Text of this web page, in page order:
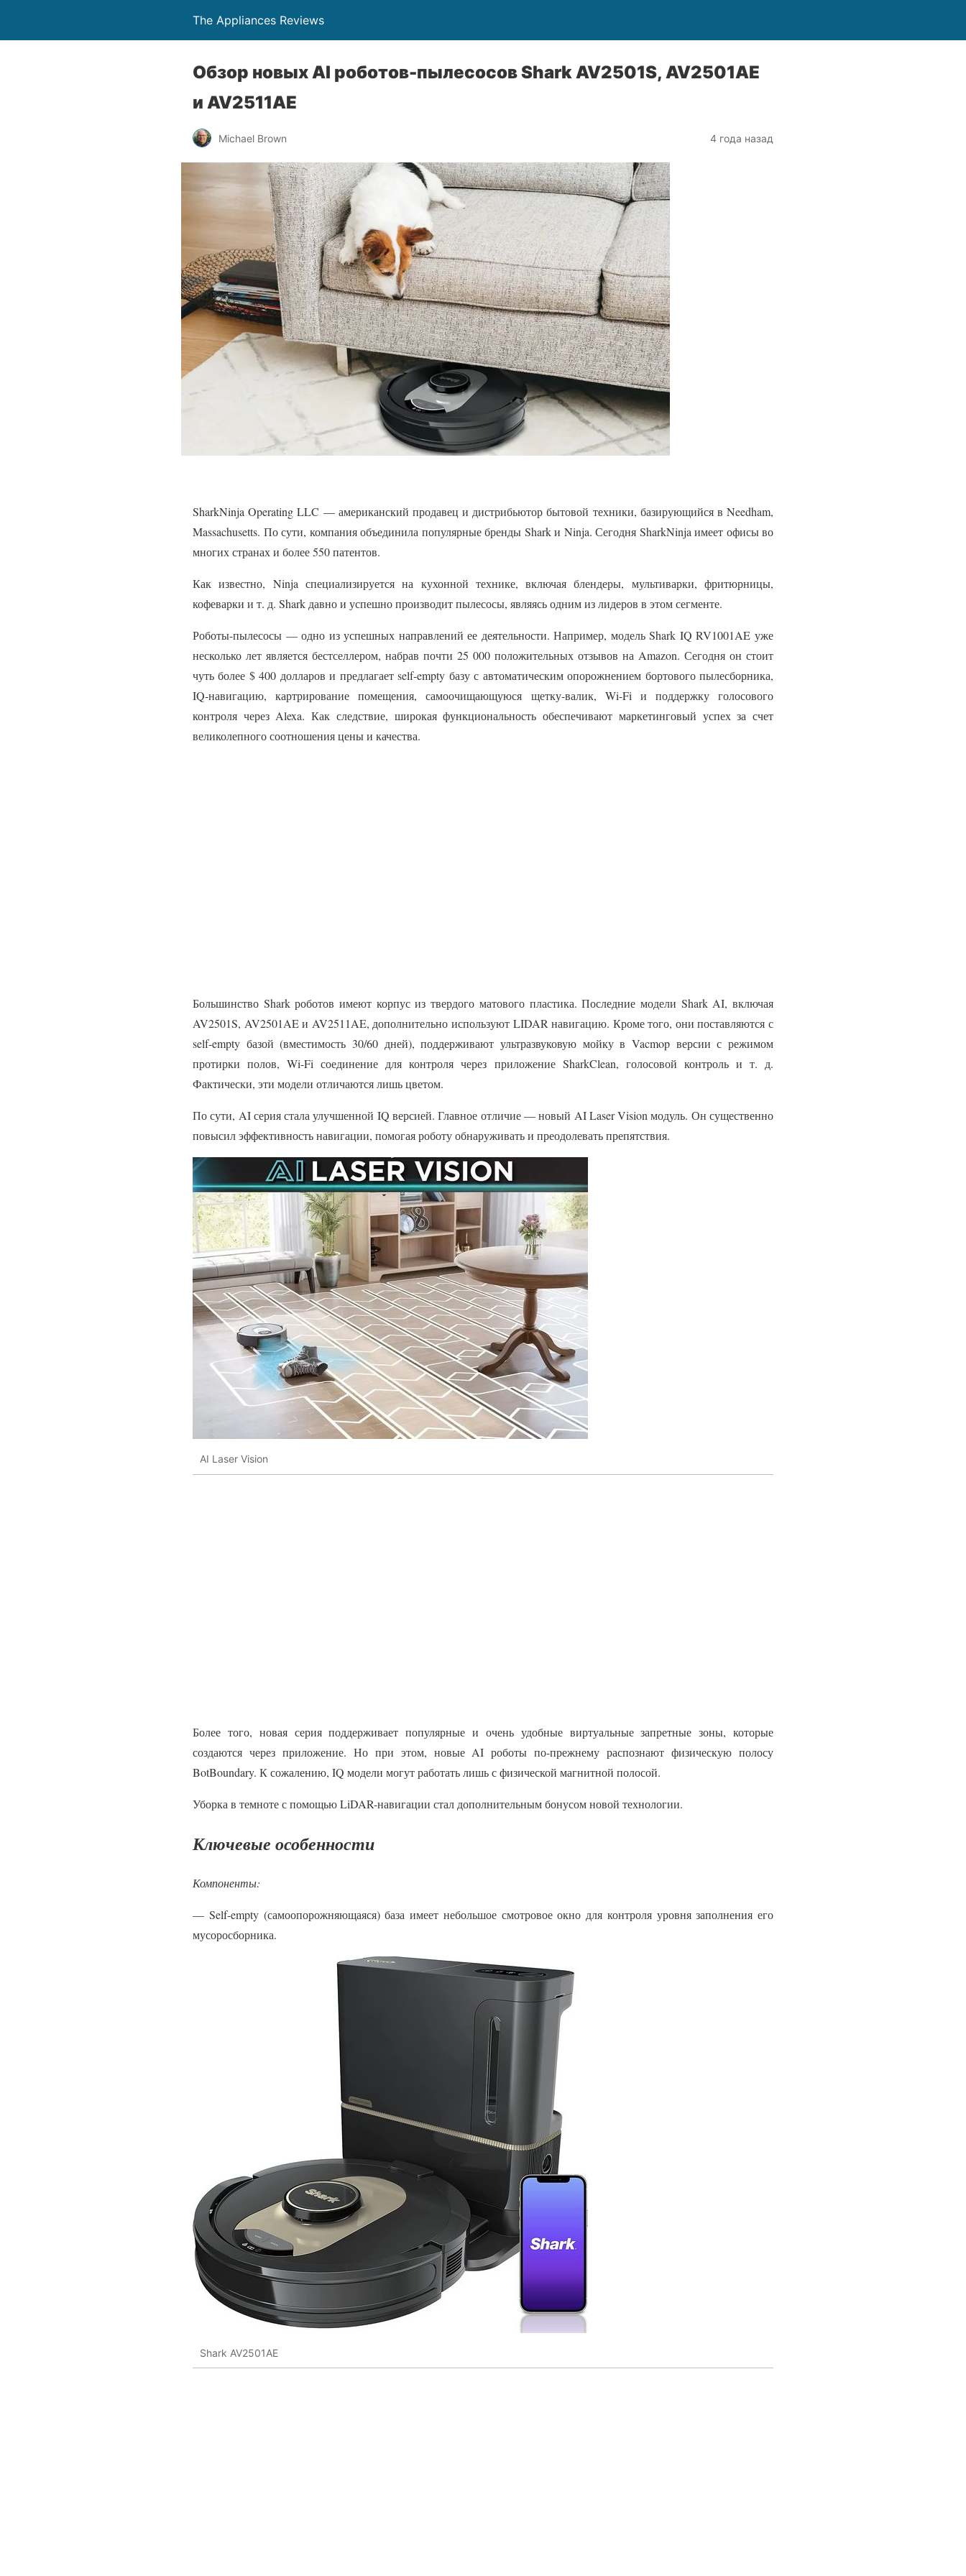
The Appliances Reviews
Обзор новых AI роботов-пылесосов Shark AV2501S, AV2501AE
и AV2511AE
Michael Brown 4 года назад
SharkNinja Operating LLC — американский продавец и дистрибьютор бытовой техники, базирующийся в Needham,
Massachusetts. По сути, компания объединила популярные бренды Shark и Ninja. Сегодня SharkNinja имеет офисы во
многих странах и более 550 патентов.
Как известно, Ninja специализируется на кухонной технике, включая блендеры, мультиварки, фритюрницы,
кофеварки и т. д. Shark давно и успешно производит пылесосы, являясь одним из лидеров в этом сегменте.
Роботы-пылесосы — одно из успешных направлений ее деятельности. Например, модель Shark IQ RV1001AE уже
несколько лет является бестселлером, набрав почти 25 000 положительных отзывов на Amazon. Сегодня он стоит
чуть более $ 400 долларов и предлагает self-empty базу с автоматическим опорожнением бортового пылесборника,
IQ-навигацию, картрирование помещения, самоочищающуюся щетку-валик, Wi-Fi и поддержку голосового
контроля через Alexa. Как следствие, широкая функциональность обеспечивают маркетинговый успех за счет
великолепного соотношения цены и качества.
Большинство Shark роботов имеют корпус из твердого матового пластика. Последние модели Shark AI, включая
AV2501S, AV2501AE и AV2511AE, дополнительно используют LIDAR навигацию. Кроме того, они поставляются с
self-empty базой (вместимость 30/60 дней), поддерживают ультразвуковую мойку в Vacmop версии с режимом
протирки полов, Wi-Fi соединение для контроля через приложение SharkClean, голосовой контроль и т. д.
Фактически, эти модели отличаются лишь цветом.
По сути, AI серия стала улучшенной IQ версией. Главное отличие — новый AI Laser Vision модуль. Он существенно
повысил эффективность навигации, помогая роботу обнаруживать и преодолевать препятствия.
AI Laser Vision
Более того, новая серия поддерживает популярные и очень удобные виртуальные запретные зоны, которые
создаются через приложение. Но при этом, новые AI роботы по-прежнему распознают физическую полосу
BotBoundary. К сожалению, IQ модели могут работать лишь с физической магнитной полосой.
Уборка в темноте с помощью LiDAR-навигации стал дополнительным бонусом новой технологии.
Ключевые особенности
Компоненты:
— Self-empty (самоопорожняющаяся) база имеет небольшое смотровое окно для контроля уровня заполнения его
мусоросборника.
Shark AV2501AE